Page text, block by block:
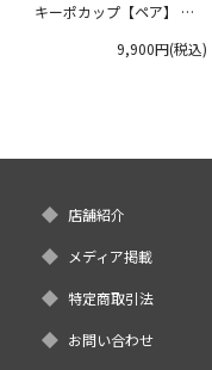
キーポカップ【ペア】 ラ
9,900円(税込)
店舗紹介
メディア掲載
特定商取引法
お問い合わせ